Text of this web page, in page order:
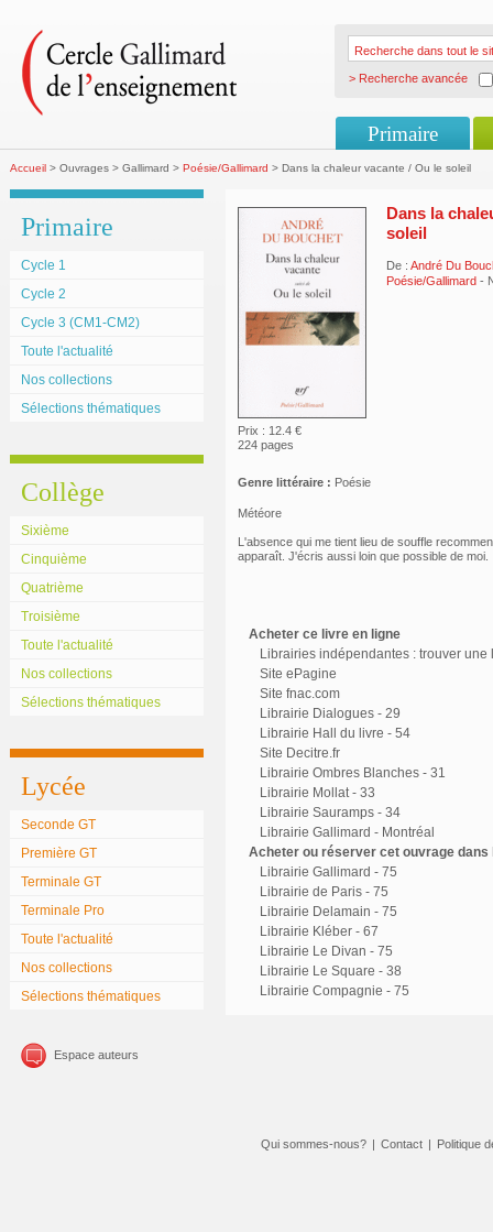
> Recherche avancée
Primaire
Accueil > Ouvrages > Gallimard > Poésie/Gallimard > Dans la chaleur vacante / Ou le soleil
Primaire
Cycle 1
Cycle 2
Cycle 3 (CM1-CM2)
Toute l'actualité
Nos collections
Sélections thématiques
Collège
Sixième
Cinquième
Quatrième
Troisième
Toute l'actualité
Nos collections
Sélections thématiques
Lycée
Seconde GT
Première GT
Terminale GT
Terminale Pro
Toute l'actualité
Nos collections
Sélections thématiques
Espace auteurs
Prix : 12.4 €
224 pages
Dans la
soleil
De : André Du
Poésie/Gallimard -
Genre littéraire : Poésie
Météore
L'absence qui me tient lieu de souffle
apparaît. J'écris aussi loin que possible de moi.
Acheter ce livre en ligne
Librairies indépendantes : trouver une
Site ePagine
Site fnac.com
Librairie Dialogues - 29
Librairie Hall du livre - 54
Site Decitre.fr
Librairie Ombres Blanches - 31
Librairie Mollat - 33
Librairie Sauramps - 34
Librairie Gallimard - Montréal
Acheter ou réserver cet ouvrage
Librairie Gallimard - 75
Librairie de Paris - 75
Librairie Delamain - 75
Librairie Kléber - 67
Librairie Le Divan - 75
Librairie Le Square - 38
Librairie Compagnie - 75
Qui sommes-nous? | Contact | Politique